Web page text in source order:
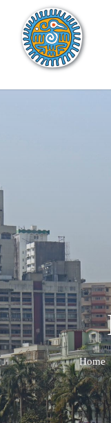
replica rolex air
Home